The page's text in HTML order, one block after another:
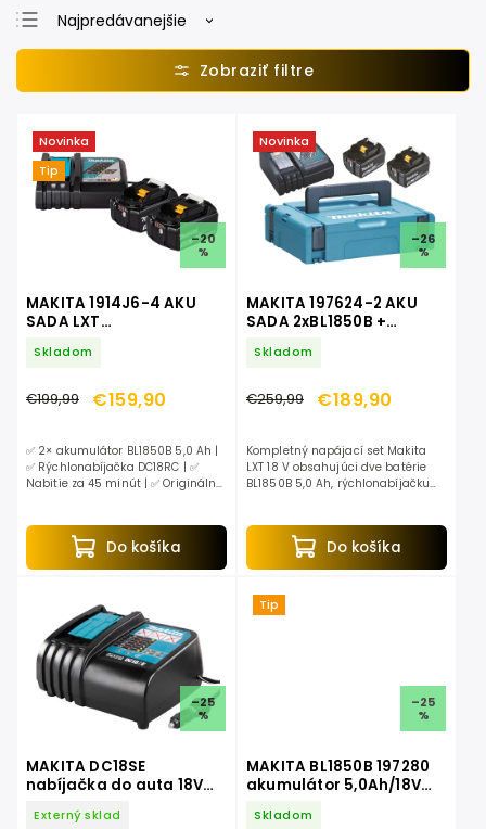
Najpredávanejšie
Najlacnejšie
Najdrahšie
Novinka
Tip
–20
%
MAKITA 1914J6-4 AKU
SADA LXT
krabici
Skladom
€199,99 €159,90
Do košíka
✅ 2× akumulátor BL1850B 5,0 Ah |
✅ Rýchlonabíjačka DC18RC | ✅
Nabitie za 45 minút | ✅ Originálne
Novinka
–26
%
MAKITA 197624-2 AKU
SADA 2xBL1850B +
Skladom
€259,99 €189,90
Do košíka
Kompletný napájací set Makita
LXT 18 V obsahujúci dve batérie
BL1850B 5,0 Ah, rýchlonabíjačku
–25
%
MAKITA DC18SE
nabíjačka do auta 18V
Externý sklad
Tip
–25
%
MAKITA BL1850B 197280
akumulátor 5,0Ah/18V
Skladom